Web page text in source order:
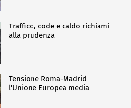
Traffico, code e caldo richiami
alla prudenza
Tensione Roma-Madrid
l'Unione Europea media